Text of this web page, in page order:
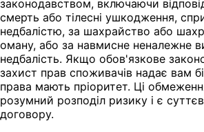
законодавством, включаючи
смерть або тілесні ушкодження,
недбалістю, за шахрайство або
оману, або за навмисне неналежне
недбалість. Якщо обов'язкове
захист прав споживачів надає вам
права мають пріоритет. Ці
розумний розподіл ризику і є
договору.